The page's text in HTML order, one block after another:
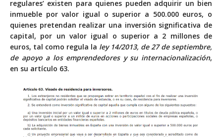
regulares’ existen para quienes pueden adquirir un bien
inmueble por valor igual o superior a 500.000 euros, o
quienes pretendan realizar una inversión significativa de
capital, por un valor igual o superior a 2 millones de
euros, tal como regula la ley 14/2013, de 27 de septiembre,
de apoyo a los emprendedores y su internacionalización,
en su artículo 63.